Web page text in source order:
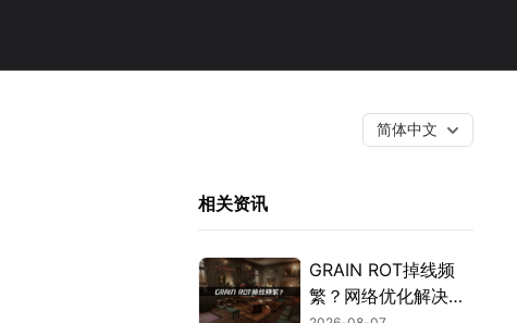
简体中文
相关资讯
GRAIN ROT掉线频
繁？网络优化解决指